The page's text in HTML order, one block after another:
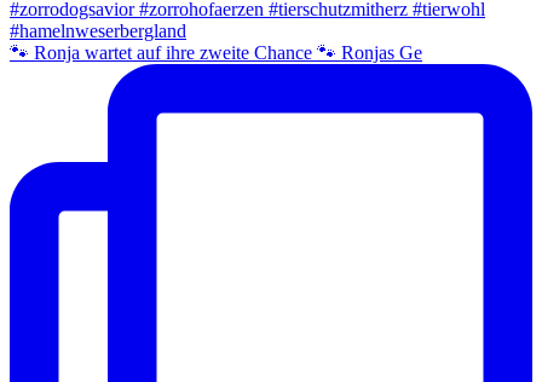
🐾 Ronja wartet auf ihre zweite Chance 🐾 Ronjas Ge